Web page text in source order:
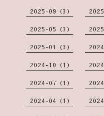
2025-09（3）
2025-05（3）
2025-01（3）
2024-10（1）
2024-07（1）
2024-04（1）